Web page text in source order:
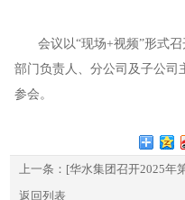
会议以“现场+视频”形式
部门负责人、分公司及子公司
参会。
上一条： [华水集团召开2025年
返回列表